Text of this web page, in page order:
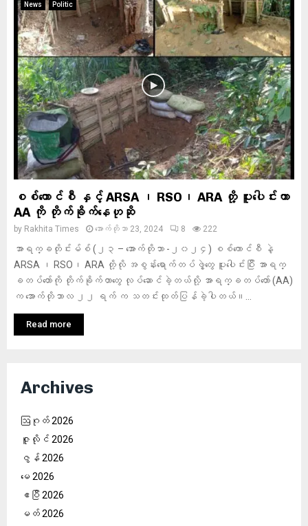
News Politic
စစ်ကောင်စီ နှင့် ARSA ၊ RSO၊ ARA တို့ ပူးပေါင်းကာ
AA ကို တိုက်ခိုက်နေဟုဆို
by Rakhita Times အောက်တိုဘာ 23, 2024 8 222
အာရက္ခတိုင်းမ်စ် (၂၃ – အောက်တိုဘာ -၂၀၂၄) စစ်ကောင်စီ နဲ့
ARSA ၊ RSO၊ ARA တို့လို အစွန်းရောက်တပ်ဖွဲ့တွေ ပူးပေါင်းပြီး အာရက္
ခတပ်တော်ကို တိုက်ခိုက်တာတွေ လုပ်ဆောင်ခဲ့တယ်လို့ အာရက္ခတပ်တော် (AA)
က အောက်တိုဘာလ ၂၂ ရက် က သတင်းထုတ်ပြန်ခဲ့ပါတယ်။...
Read more
Archives
ဩဂုတ် 2026
ဇူလိုင် 2026
ဇွန် 2026
မေ 2026
ဧပြီ 2026
မတ် 2026